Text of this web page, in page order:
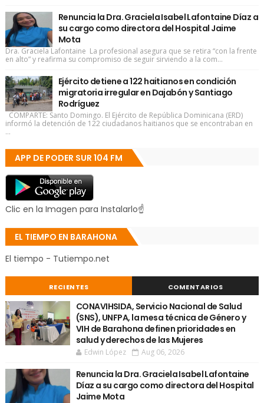
Renuncia la Dra. Graciela Isabel Lafontaine Díaz a
su cargo como directora del Hospital Jaime
Mota
Dra. Graciela Lafontaine La profesional asegura que se retira “con la frente
en alto” y reafirma su compromiso de seguir sirviendo a la com...
Ejército detiene a 122 haitianos en condición
migratoria irregular en Dajabón y Santiago
Rodríguez
COMPARTE: Santo Domingo. El Ejército de República Dominicana (ERD)
informó la detención de 122 ciudadanos haitianos que se encontraban en
...
APP DE PODER SUR 104 FM
Clic en la Imagen para Instalarlo☝
EL TIEMPO EN BARAHONA
El tiempo - Tutiempo.net
RECIENTES COMENTARIOS
CONAVIHSIDA, Servicio Nacional de Salud
(SNS), UNFPA, la mesa técnica de Género y
VIH de Barahona definen prioridades en
salud y derechos de las Mujeres
Edwin López Aug 06, 2026
Renuncia la Dra. Graciela Isabel Lafontaine
Díaz a su cargo como directora del Hospital
Jaime Mota